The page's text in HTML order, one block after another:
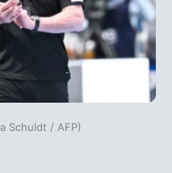
Schuldt / AFP)